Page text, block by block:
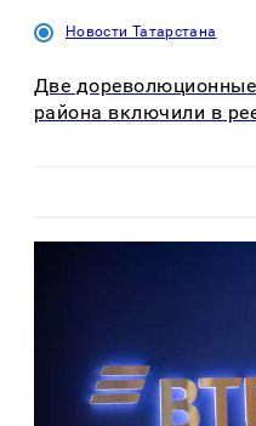
Новости Татарстана
Две
района включили в